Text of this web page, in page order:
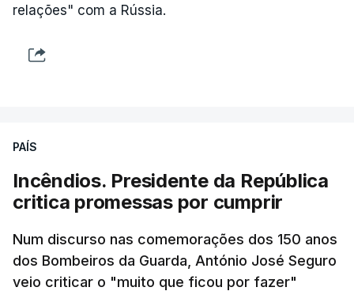
relações" com a Rússia.
PAÍS
Incêndios. Presidente da República
critica promessas por cumprir
Num discurso nas comemorações dos 150 anos
dos Bombeiros da Guarda, António José Seguro
veio criticar o "muito que ficou por fazer"